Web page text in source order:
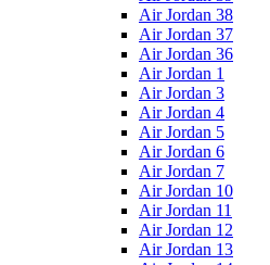
Air Jordan 38
Air Jordan 37
Air Jordan 36
Air Jordan 1
Air Jordan 3
Air Jordan 4
Air Jordan 5
Air Jordan 6
Air Jordan 7
Air Jordan 10
Air Jordan 11
Air Jordan 12
Air Jordan 13